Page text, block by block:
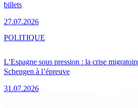
billets
27.07.2026
L’Espagne sous pression : la crise
Schengen à l’épreuve
31.07.2026
POLITIQUE